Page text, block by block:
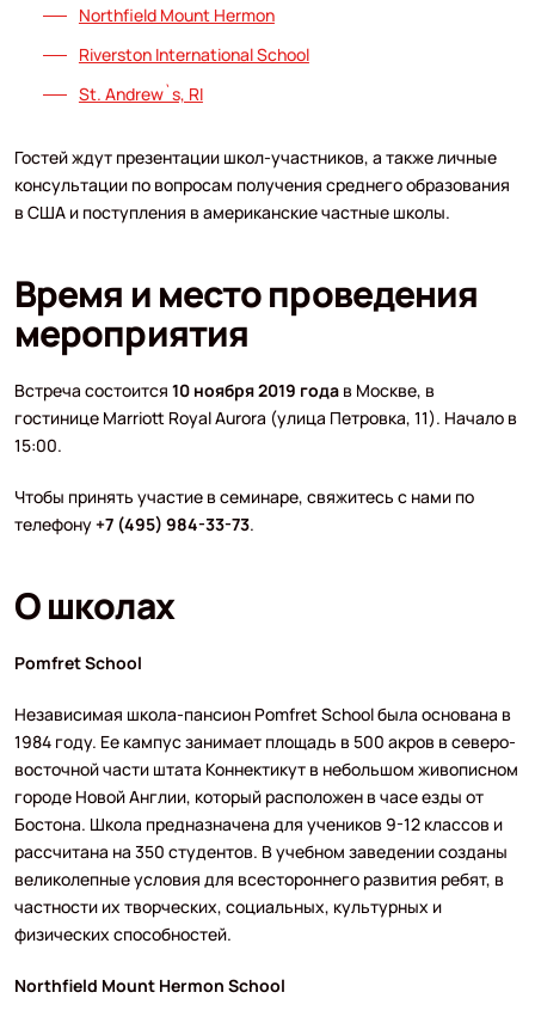
Northfield Mount Hermon
Riverston International School
St. Andrew`s, RI
Гостей ждут презентации школ-участников, а также личные
консультации по вопросам получения среднего образования
в США и поступления в американские частные школы.
Время и место проведения
мероприятия
Встреча состоится 10 ноября 2019 годав Москве, в
гостинице Marriott Royal Aurora (улица Петровка, 11). Начало в
15:00.
Чтобы принять участие в семинаре, свяжитесь с нами по
телефону+7 (495) 984-33-73.
О школах
Pomfret School
Независимая школа-пансион Pomfret School была основана в
1984 году. Ее кампус занимает площадь в 500 акров в северо-
восточной части штата Коннектикут в небольшом живописном
городе Новой Англии, который расположен в часе езды от
Бостона. Школа предназначена для учеников 9-12 классов и
рассчитана на 350 студентов. В учебном заведении созданы
великолепные условия для всестороннего развития ребят, в
частности их творческих, социальных, культурных и
физических способностей.
Northfield Mount Hermon School